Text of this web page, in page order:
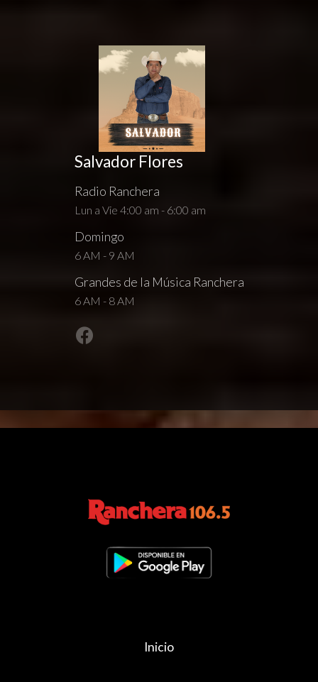
Salvador Flores
Radio Ranchera
Lun a Vie 4:00 am - 6:00 am
Domingo
6 AM - 9 AM
Grandes de la Música Ranchera
6 AM - 8 AM
Inicio